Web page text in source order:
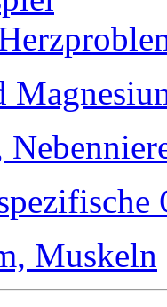
Muskeln